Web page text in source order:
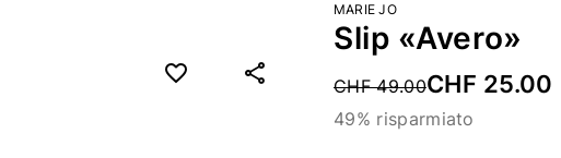
MARIE JO
Slip «Avero»
Price reduced from
CHF 49.00CHF 25.00
49% risparmiato